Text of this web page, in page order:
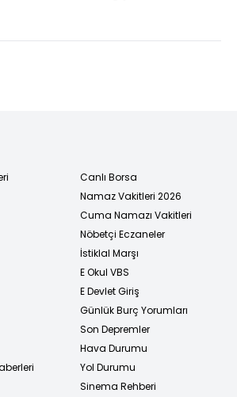
Canlı Borsa
Namaz Vakitleri 2026
Cuma Namazı Vakitleri
Nöbetçi Eczaneler
İstiklal Marşı
E Okul VBS
E Devlet Giriş
Günlük Burç Yorumları
Son Depremler
Hava Durumu
Yol Durumu
Sinema Rehberi